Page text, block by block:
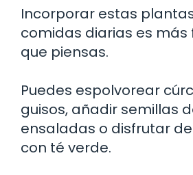
Incorporar estas
comidas diarias es más
que piensas.
Puedes espolvorear
guisos, añadir semillas
ensaladas o disfrutar
con té verde.